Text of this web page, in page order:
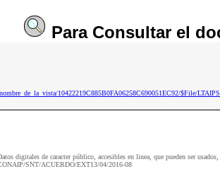
Para Consultarel
10422219C885B0FA06258C690051EC92/$File/
digitales de caracter público, accesibles en linea, que pueden ser
SNT/ACUERDO/EXT13/04/2016-08